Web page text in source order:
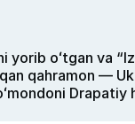
yorib oʻtgan va
qahramon —
Drapatiy